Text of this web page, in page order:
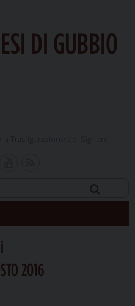
DI GUBBIO
2016